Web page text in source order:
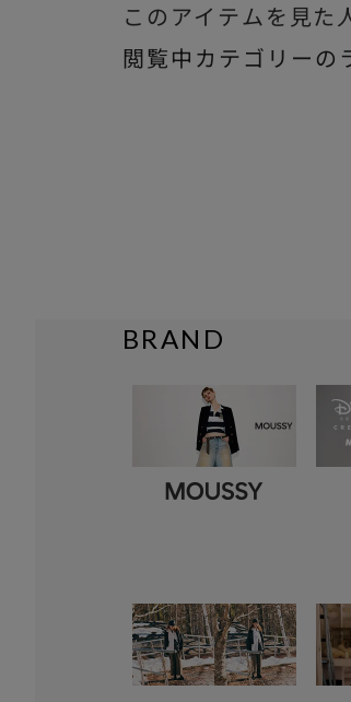
このアイテムを見た
閲覧中カテゴリーの
BRAND